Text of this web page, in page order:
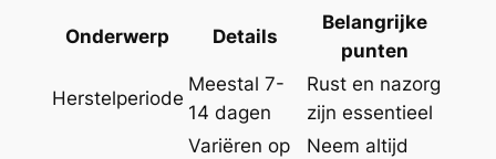
Onderwerp Details
Belangrijke
punten
Herstelperiode
Meestal 7-
14 dagen
Rust en nazorg
zijn essentieel
Variëren op
Neem altijd